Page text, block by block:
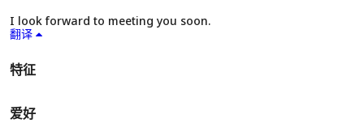
I look forward to meeting you soon.
翻译
特征
爱好